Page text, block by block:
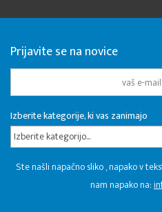
Prijavite se na novice
Izberite kategorije, ki vas zanimajo
Izberite kategorijo...
Ste našli napačno sliko , napako v
nam napako na: